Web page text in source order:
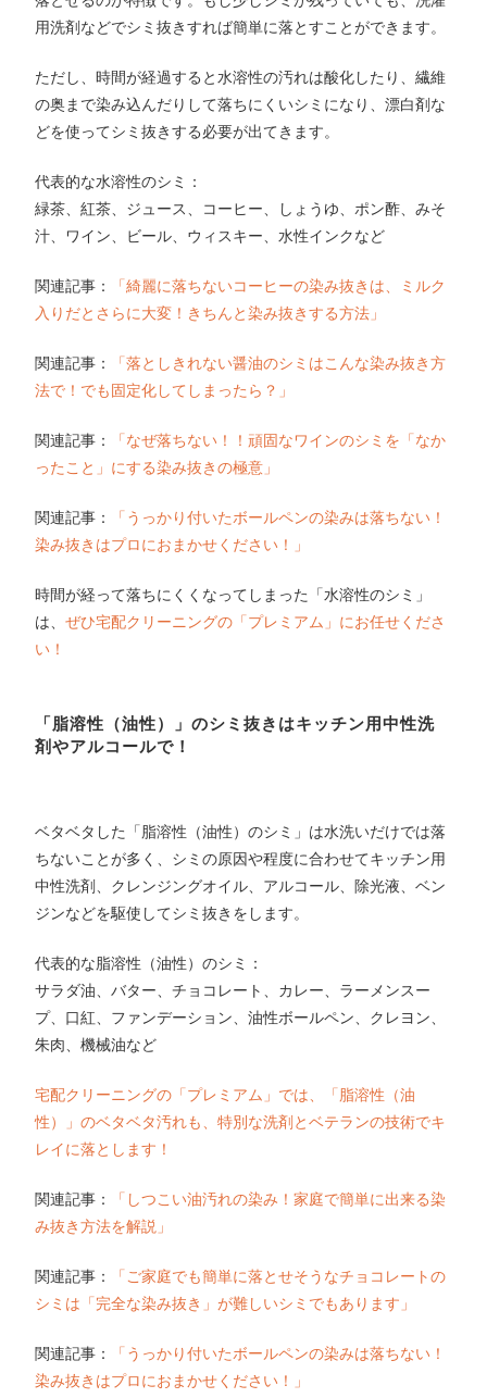
用洗剤などでシミ抜きすれば簡単に落とすことができます。
ただし、時間が経過すると水溶性の汚れは酸化したり、繊維
の奥まで染み込んだりして落ちにくいシミになり、漂白剤な
どを使ってシミ抜きする必要が出てきます。
代表的な水溶性のシミ：
緑茶、紅茶、ジュース、コーヒー、しょうゆ、ポン酢、みそ
汁、ワイン、ビール、ウィスキー、水性インクなど
関連記事：
「綺麗に落ちないコーヒーの染み抜きは、ミルク
入りだとさらに大変！きちんと染み抜きする方法」
関連記事：
「落としきれない醤油のシミはこんな染み抜き方
法で！でも固定化してしまったら？」
関連記事：
「なぜ落ちない！！頑固なワインのシミを「なか
ったこと」にする染み抜きの極意」
関連記事：
「うっかり付いたボールペンの染みは落ちない！
染み抜きはプロにおまかせください！」
時間が経って落ちにくくなってしまった「水溶性のシミ」
は、ぜひ宅配クリーニングの「プレミアム」にお任せくださ
い！
「脂溶性（油性）」のシミ抜きはキッチン用中性洗
剤やアルコールで！
ベタベタした「脂溶性（油性）のシミ」は水洗いだけでは落
ちないことが多く、シミの原因や程度に合わせてキッチン用
中性洗剤、クレンジングオイル、アルコール、除光液、ベン
ジンなどを駆使してシミ抜きをします。
代表的な脂溶性（油性）のシミ：
サラダ油、バター、チョコレート、カレー、ラーメンスー
プ、口紅、ファンデーション、油性ボールペン、クレヨン、
朱肉、機械油など
宅配クリーニングの「プレミアム」では、「脂溶性（油
性）」のベタベタ汚れも、特別な洗剤とベテランの技術でキ
レイに落とします！
関連記事：
「しつこい油汚れの染み！家庭で簡単に出来る染
み抜き方法を解説」
関連記事：
「ご家庭でも簡単に落とせそうなチョコレートの
シミは「完全な染み抜き」が難しいシミでもあります」
関連記事：
「うっかり付いたボールペンの染みは落ちない！
染み抜きはプロにおまかせください！」